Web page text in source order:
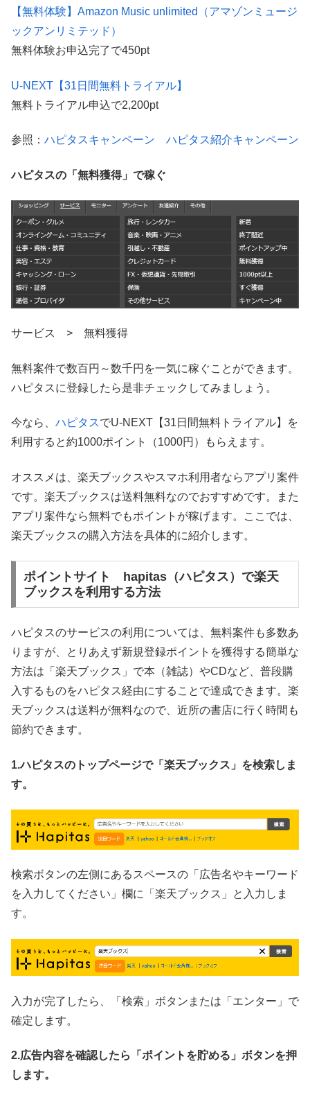
【無料体験】Amazon Music unlimited（アマゾンミュージ
ックアンリミテッド）
無料体験お申込完了で450pt
U-NEXT【31日間無料トライアル】
無料トライアル申込で2,200pt
参照： ハピタスキャンペーン ハピタス紹介キャンペーン
ハピタスの「無料獲得」で稼ぐ
サービス > 無料獲得
無料案件で数百円～数千円を一気に稼ぐことができます。
ハピタスに登録したら是非チェックしてみましょう。
今なら、 ハピタスでU-NEXT【31日間無料トライアル】を
利用すると約1000ポイント（1000円）もらえます。
オススメは、楽天ブックスやスマホ利用者ならアプリ案件
です。楽天ブックスは送料無料なのでおすすめです。また
アプリ案件なら無料でもポイントが稼げます。ここでは、
楽天ブックスの購入方法を具体的に紹介します。
ポイントサイト hapitas（ハピタス）で楽天
ブックスを利用する方法
ハピタスのサービスの利用については、無料案件も多数あ
りますが、とりあえず新規登録ポイントを獲得する簡単な
方法は「楽天ブックス」で本（雑誌）やCDなど、普段購
入するものをハピタス経由にすることで達成できます。楽
天ブックスは送料が無料なので、近所の書店に行く時間も
節約できます。
1.ハピタスのトップページで「楽天ブックス」を検索しま
す。
検索ボタンの左側にあるスペースの「広告名やキーワード
を入力してください」欄に「楽天ブックス」と入力しま
す。
入力が完了したら、「検索」ボタンまたは「エンター」で
確定します。
2.広告内容を確認したら「ポイントを貯める」ボタンを押
します。